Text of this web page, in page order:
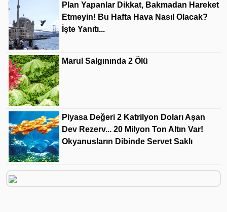
Plan Yapanlar Dikkat, Bakmadan Hareket
Etmeyin! Bu Hafta Hava Nasıl Olacak?
İşte Yanıtı...
Marul Salgınında 2 Ölü
Piyasa Değeri 2 Katrilyon Doları Aşan
Dev Rezerv... 20 Milyon Ton Altın Var!
Okyanusların Dibinde Servet Saklı